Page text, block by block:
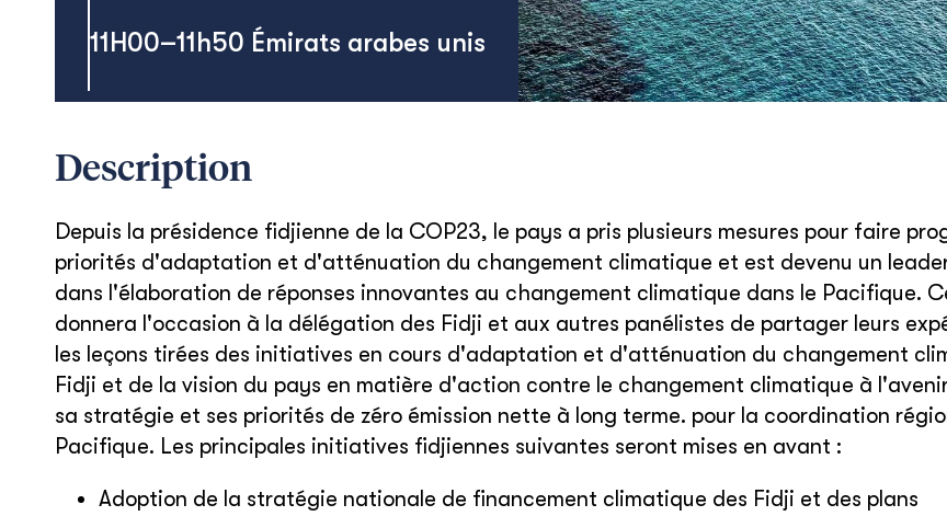
11H00–11h50 Émirats arabes unis
Description
Depuis la présidence fidjienne de la COP23, le pays a pris plusieurs mesures pour faire
priorités d'adaptation et d'atténuation du changement climatique et est devenu un
dans l'élaboration de réponses innovantes au changement climatique dans le Pacifique.
donnera l'occasion à la délégation des Fidji et aux autres panélistes de partager leurs
les leçons tirées des initiatives en cours d'adaptation et d'atténuation du changement
Fidji et de la vision du pays en matière d'action contre le changement climatique à
sa stratégie et ses priorités de zéro émission nette à long terme. pour la coordination
Pacifique. Les principales initiatives fidjiennes suivantes seront mises en avant :
Adoption de la stratégie nationale de financement climatique des Fidji et des plans